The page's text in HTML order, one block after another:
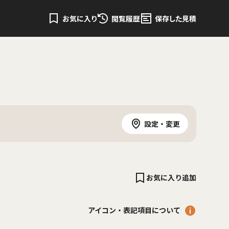
お気に入り 閲覧履歴 保存した見積
設定・変更
お気に入り追加
アイコン・表記項目について